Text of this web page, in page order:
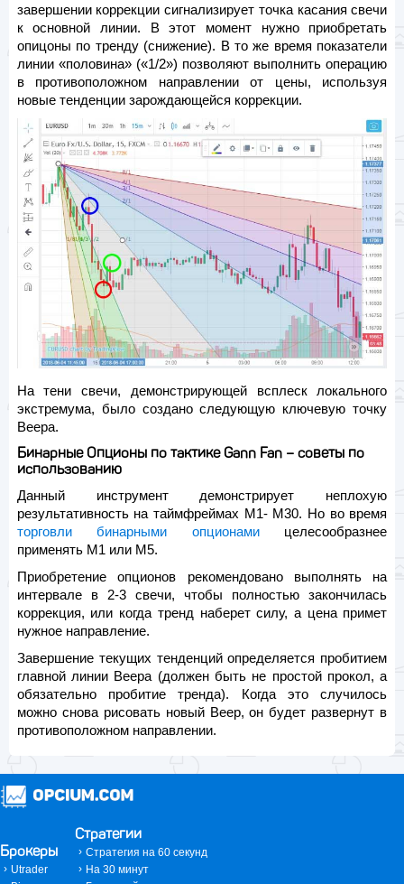
завершении коррекции сигнализирует точка касания свечи
к основной линии. В этот момент нужно приобретать
опицоны по тренду (снижение). В то же время показатели
линии «половина» («1/2») позволяют выполнить операцию
в противоположном направлении от цены, используя
новые тенденции зарождающейся коррекции.
На тени свечи, демонстрирующей всплеск локального
экстремума, было создано следующую ключевую точку
Веера.
Бинарные Опционы по тактике Gann Fan – советы по
использованию
Данный инструмент демонстрирует неплохую
результативность на таймфреймах M1- M30. Но во время
торговли бинарными опционамицелесообразнее
применять M1 или M5.
Приобретение опционов рекомендовано выполнять на
интервале в 2-3 свечи, чтобы полностью закончилась
коррекция, или когда тренд наберет силу, а цена примет
нужное направление.
Завершение текущих тенденций определяется пробитием
главной линии Веера (должен быть не простой прокол, а
обязательно пробитие тренда). Когда это случилось
можно снова рисовать новый Веер, он будет развернут в
противоположном направлении.
Брокеры
Utrader
Стратегии
Стратегия на 60 секунд
На 30 минут